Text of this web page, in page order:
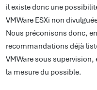
il existe donc une
VMWare ESXi non
Nous préconisons donc,
recommandations déjà
VMWare sous
la mesure du possible.